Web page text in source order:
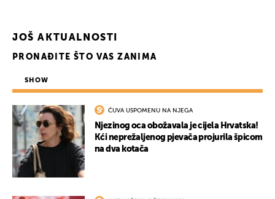
JOŠ AKTUALNOSTI
PRONAĐITE ŠTO VAS ZANIMA
SHOW
ČUVA USPOMENU NA NJEGA
Njezinog oca obožavala je cijela Hrvatska!
Kći neprežaljenog pjevača projurila špicom
na dva kotača